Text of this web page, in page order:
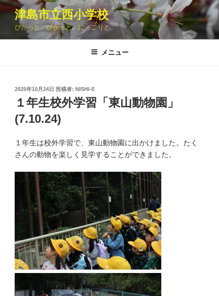
コ
ン
津島市立西小学校
ぴたっと、ぴかっと、にっこりと
メニュー
投
稿
日:
2025年10月24日 投稿者: NISHI-E
１年生校外学習「東山動物園」
(7.10.24)
１年生は校外学習で、東山動物園に出かけました。たく
さんの動物を楽しく見学することができました。